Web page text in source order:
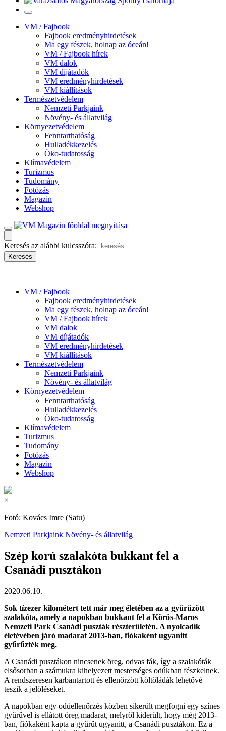
VM / Fajbook
Fajbook eredményhirdetések
Ma egy fészek, holnap az óceán!
VM / Fajbook hírek
VM dalok
VM díjátadók
VM eredményhirdetések
VM kiállítások
Természetvédelem
Nemzeti Parkjaink
Növény- és állatvilág
Környezetvédelem
Fenntarthatóság
Hulladékkezelés
Öko-tudatosság
Klímavédelem
Turizmus
Tudomány
Fotózás
Magazin
Webshop
Keresés az alábbi kulcsszóra:
VM / Fajbook
Fajbook eredményhirdetések
Ma egy fészek, holnap az óceán!
VM / Fajbook hírek
VM dalok
VM díjátadók
VM eredményhirdetések
VM kiállítások
Természetvédelem
Nemzeti Parkjaink
Növény- és állatvilág
Környezetvédelem
Fenntarthatóság
Hulladékkezelés
Öko-tudatosság
Klímavédelem
Turizmus
Tudomány
Fotózás
Magazin
Webshop
×
Fotó: Kovács Imre (Satu)
Nemzeti Parkjaink Növény- és állatvilág
Szép korú szalakóta bukkant fel a
Csanádi pusztákon
2020.06.10.
Sok tízezer kilométert tett már meg életében az a gyűrűzött
szalakóta, amely a napokban bukkant fel a Körös-Maros
Nemzeti Park Csanádi puszták részterületén. A nyolcadik
életévében járó madarat 2013-ban, fiókaként ugyanitt
gyűrűzték meg.
A Csanádi pusztákon nincsenek öreg, odvas fák, így a szalakóták
elsősorban a számukra kihelyezett mesterséges odúkban fészkelnek.
A rendszeresen karbantartott és ellenőrzött költőládák lehetővé
teszik a jelöléseket.
A napokban egy odúellenőrzés közben sikerült megfogni egy színes
gyűrűvel is ellátott öreg madarat, melyről kiderült, hogy még 2013-
ban, fiókaként kapta a gyűrűt ugyanitt, a Csanádi pusztákon. Ez a